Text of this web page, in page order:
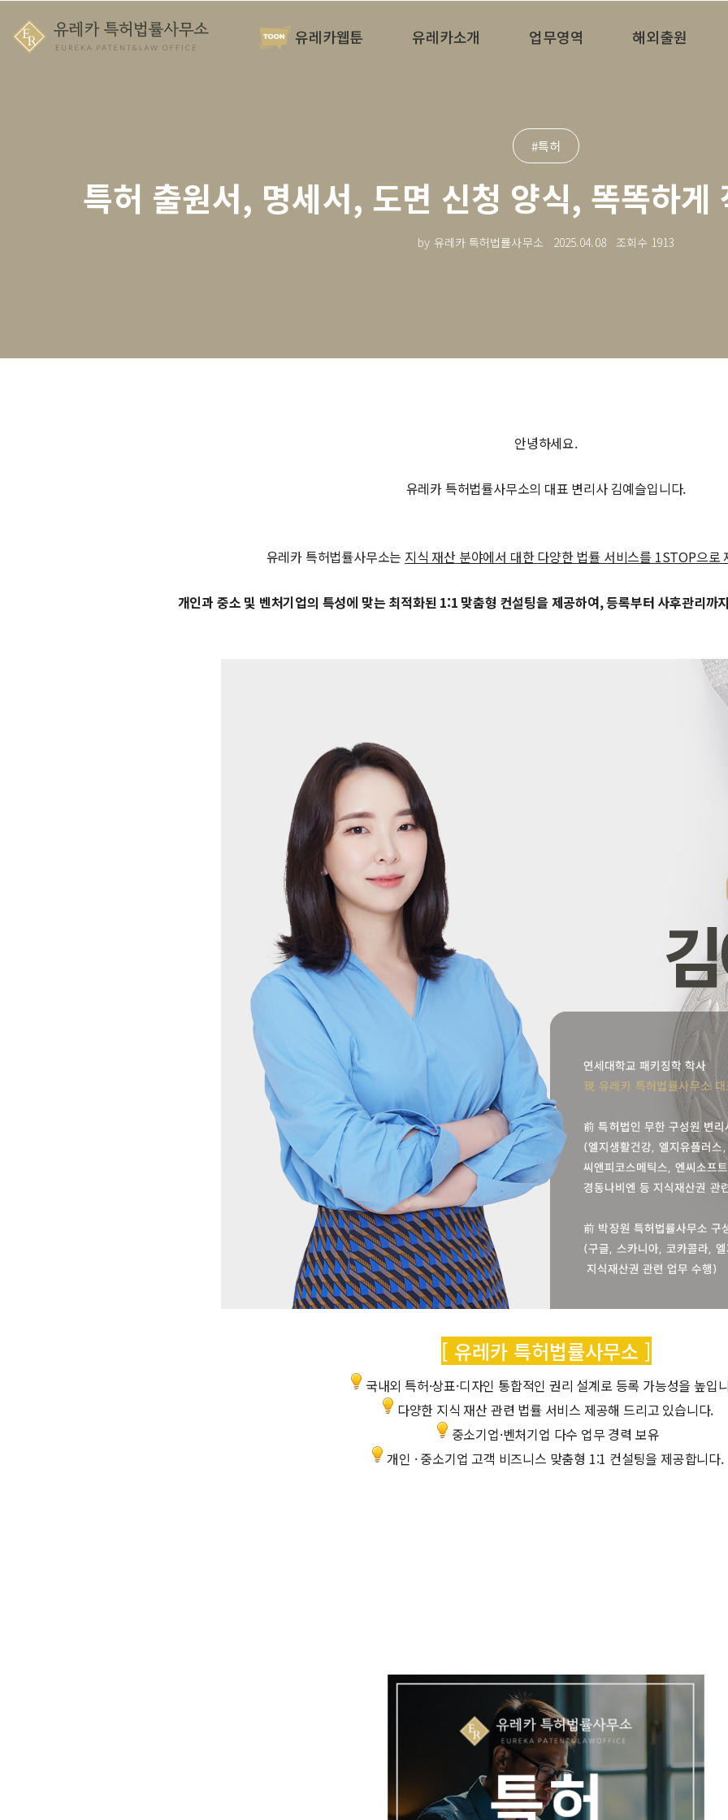
유레카웹툰 유레카소개 업무영역 해외출원
#특허
특허 출원서, 명세서, 도면 신청 양식, 똑똑하게
by 유레카 특허법률사무소 2025.04.08 조회수 1913
안녕하세요.
유레카 특허법률사무소의 대표 변리사 김예슬입니다.
유레카 특허법률사무소는 지식 재산 분야에서 대한 다양한 법률 서비스를 1STOP으로
개인과 중소 및 벤처기업의 특성에 맞는 최적화된 1:1 맞춤형 컨설팅을 제공하여, 등록부터 사후관리까
[ 유레카 특허법률사무소 ]
국내외 특허·상표·디자인 통합적인 권리 설계로 등록 가능성을 높입
다양한 지식 재산 관련 법률 서비스 제공해 드리고 있습니다.
중소기업·벤처기업 다수 업무 경력 보유
개인 · 중소기업 고객 비즈니스 맞춤형 1:1 컨설팅을 제공합니다.